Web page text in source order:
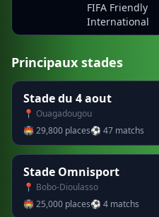
FIFA Friendly
International
Principaux stades
Stade du 4 aout
📍 Ouagadougou
🏟 29,800 places⚽ 47 matchs
Stade Omnisport
📍 Bobo-Dioulasso
🏟 25,000 places⚽ 4 matchs